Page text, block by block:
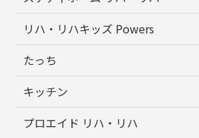
リハ・リハキッズ Powers
たっち
キッチン
プロエイド リハ・リハ